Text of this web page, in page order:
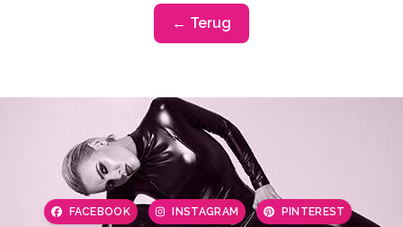
← Terug
FACEBOOK INSTAGRAM PINTEREST